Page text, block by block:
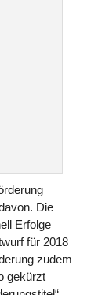
Die
Erfolge
für 2018
zudem
gekürzt